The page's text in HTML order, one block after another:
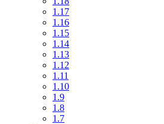
1.17
1.16
1.15
1.14
1.13
1.12
1.11
1.10
1.9
1.8
1.7